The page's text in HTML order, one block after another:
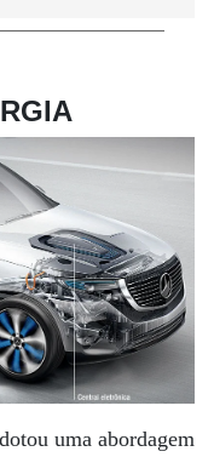
uma abordagem